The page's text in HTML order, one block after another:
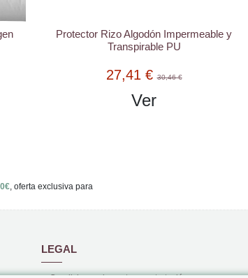
y
Sábana Bajera de Recambio para Saco
nórdico Cremallera Lisa 100 Algodón –
39,68 €40,49 €
Ver
, oferta exclusiva para
LEGAL